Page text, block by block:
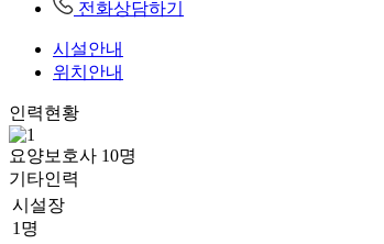
전화상담하기
시설안내
위치안내
인력현황
요양보호사 10명
기타인력
시설장
1명